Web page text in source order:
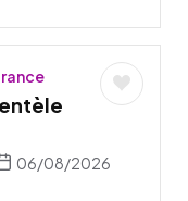
06/08/2026